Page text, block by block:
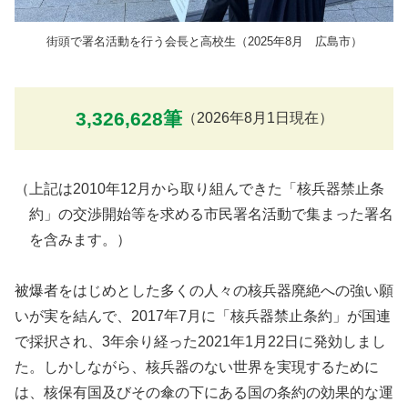
街頭で署名活動を行う会長と高校生（2025年8月 広島市）
3,326,628筆（2026年8月1日現在）
（上記は2010年12月から取り組んできた「核兵器禁止条
約」の交渉開始等を求める市民署名活動で集まった署名
を含みます。）
被爆者をはじめとした多くの人々の核兵器廃絶への強い願
いが実を結んで、2017年7月に「核兵器禁止条約」が国連
で採択され、3年余り経った2021年1月22日に発効しまし
た。しかしながら、核兵器のない世界を実現するために
は、核保有国及びその傘の下にある国の条約の効果的な運